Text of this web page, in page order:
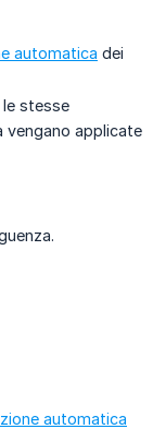
automatica dei
stesse
vengano applicate
automatica